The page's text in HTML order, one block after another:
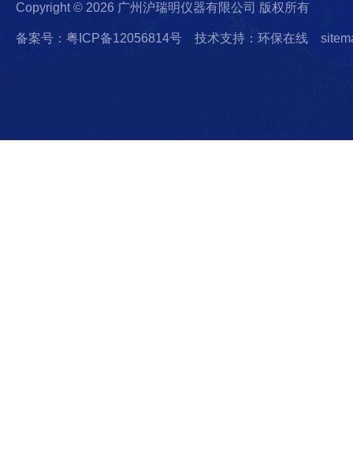
Copyright © 2026 广州沪瑞明仪器有限公司 版权所有
备案号：粤ICP备12056814号 技术支持：环保在线